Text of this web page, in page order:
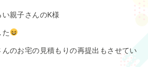
親子さんのK様
た
のお宅の見積もりの再提出もさせてい